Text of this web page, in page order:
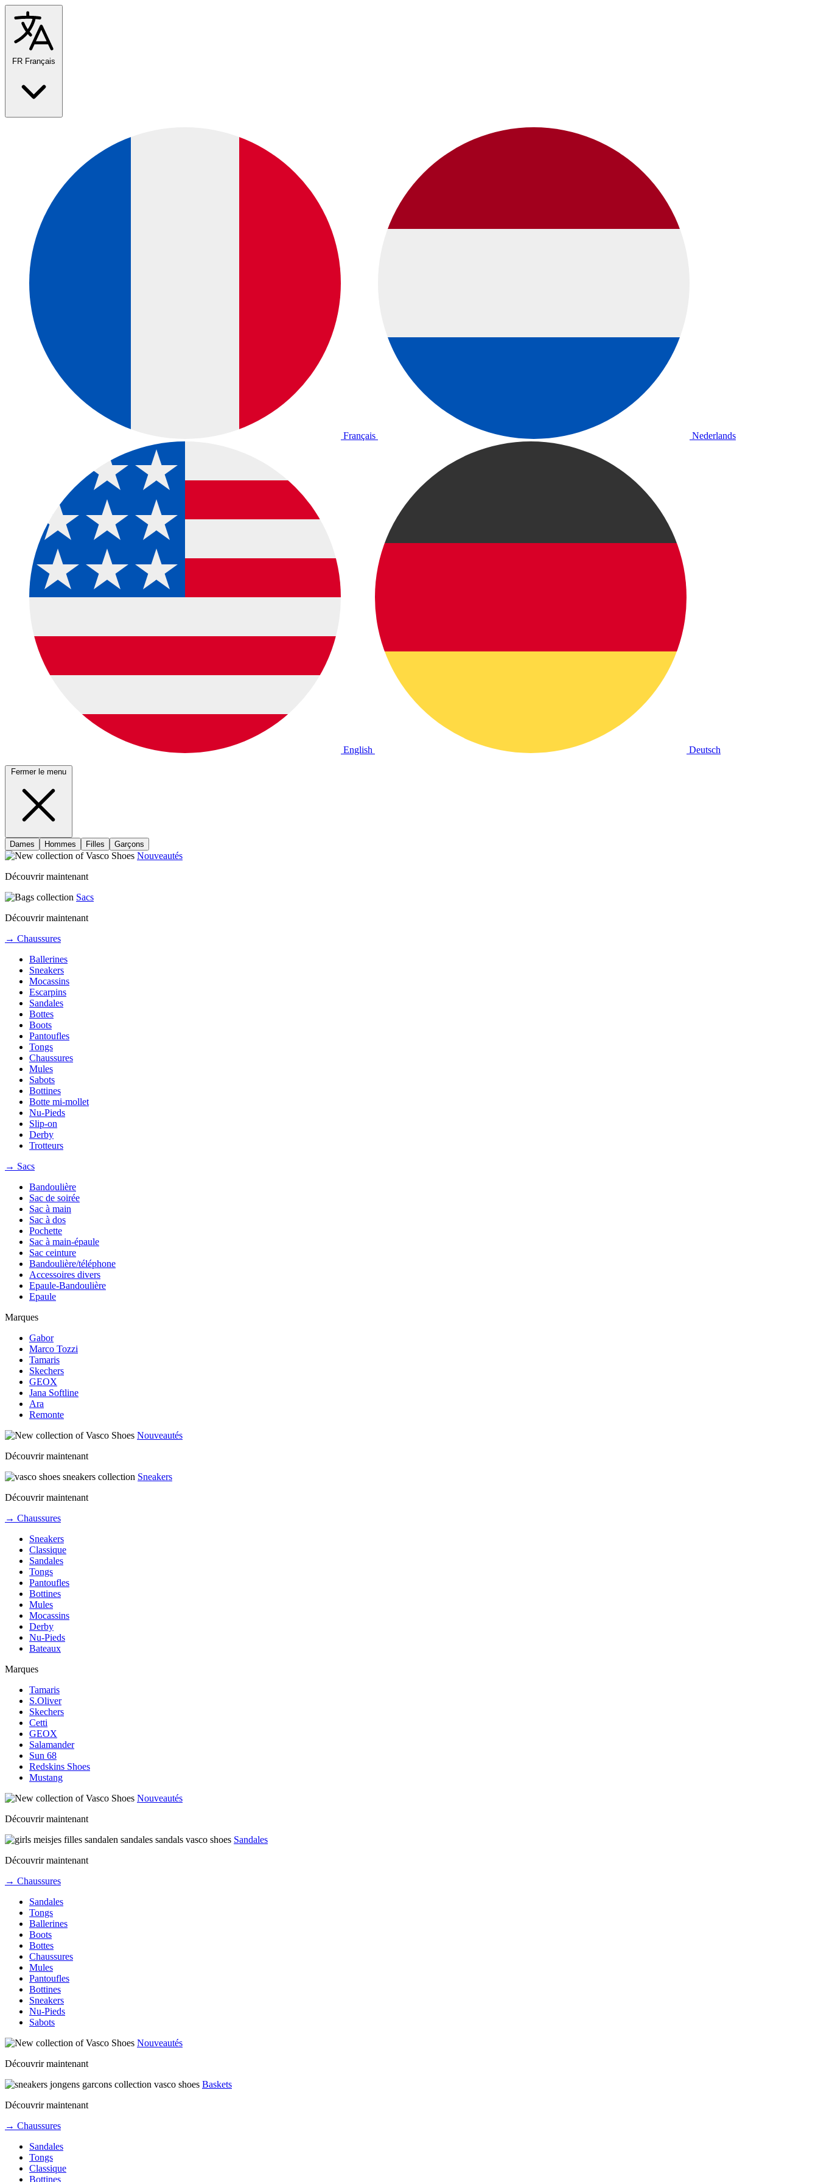
FR Français
Français Nederlands
English Deutsch
Fermer le menu
Dames Hommes Filles Garçons
Nouveautés
Découvrir maintenant
Sacs
Découvrir maintenant
→ Chaussures
Ballerines
Sneakers
Mocassins
Escarpins
Sandales
Bottes
Boots
Pantoufles
Tongs
Chaussures
Mules
Sabots
Bottines
Botte mi-mollet
Nu-Pieds
Slip-on
Derby
Trotteurs
→ Sacs
Bandoulière
Sac de soirée
Sac à main
Sac à dos
Pochette
Sac à main-épaule
Sac ceinture
Bandoulière/téléphone
Accessoires divers
Epaule-Bandoulière
Epaule
Marques
Gabor
Marco Tozzi
Tamaris
Skechers
GEOX
Jana Softline
Ara
Remonte
Nouveautés
Découvrir maintenant
Sneakers
Découvrir maintenant
→ Chaussures
Sneakers
Classique
Sandales
Tongs
Pantoufles
Bottines
Mules
Mocassins
Derby
Nu-Pieds
Bateaux
Marques
Tamaris
S.Oliver
Skechers
Cetti
GEOX
Salamander
Sun 68
Redskins Shoes
Mustang
Nouveautés
Découvrir maintenant
Sandales
Découvrir maintenant
→ Chaussures
Sandales
Tongs
Ballerines
Boots
Bottes
Chaussures
Mules
Pantoufles
Bottines
Sneakers
Nu-Pieds
Sabots
Nouveautés
Découvrir maintenant
Baskets
Découvrir maintenant
→ Chaussures
Sandales
Tongs
Classique
Bottines